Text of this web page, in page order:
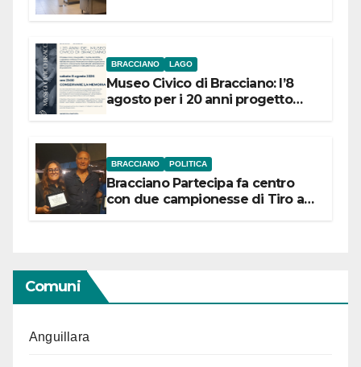
BRACCIANO LAGO
Museo Civico di Bracciano: l’8
agosto per i 20 anni progetto
BRACCIANO POLITICA
Bracciano Partecipa fa centro
con due campionesse di Tiro a
Comuni
Anguillara